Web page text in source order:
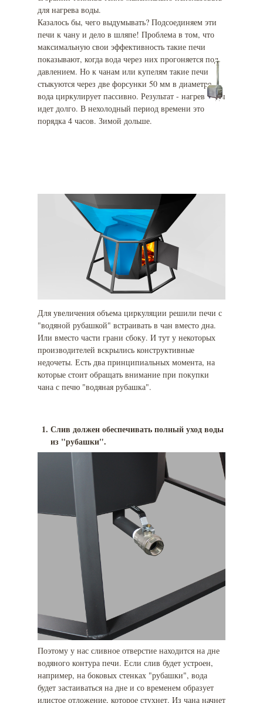
для нагрева воды.
Казалось бы, чего выдумывать? Подсоединяем эти
печи к чану и дело в шляпе! Проблема в том, что
максимальную свои эффективность такие печи
показывают, когда вода через них прогоняется под
давлением. Но к чанам или купелям такие печи
стыкуются через две форсунки 50 мм в диаметре, и
вода циркулирует пассивно. Результат - нагрев воды
идет долго. В нехолодный период времени это
порядка 4 часов. Зимой дольше.
Для увеличения объема циркуляции решили печи с
"водяной рубашкой" встраивать в чан вместо дна.
Или вместо части грани сбоку. И тут у некоторых
производителей вскрылись конструктивные
недочеты. Есть два принципиальных момента, на
которые стоит обращать внимание при покупки
чана с печю "водяная рубашка".
Слив должен обеспечивать полный уход воды
из "рубашки".
Поэтому у нас сливное отверстие находится на дне
водяного контура печи. Если слив будет устроен,
например, на боковых стенках "рубашки", вода
будет застаиваться на дне и со временем образует
илистое отложение, которое стухнет. Из чана начнет